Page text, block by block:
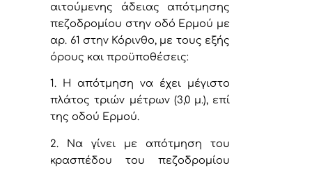
αιτούμενης άδειας απότμησης
πεζοδρομίου στην οδό Ερμού με
αρ. 61 στην Κόρινθο, με τους εξής
όρους και προϋποθέσεις:
1. Η απότμηση να έχει μέγιστο
πλάτος τριών μέτρων (3,0 μ.), επί
της οδού Ερμού.
2. Να γίνει με απότμηση του
κρασπέδου του πεζοδρομίου